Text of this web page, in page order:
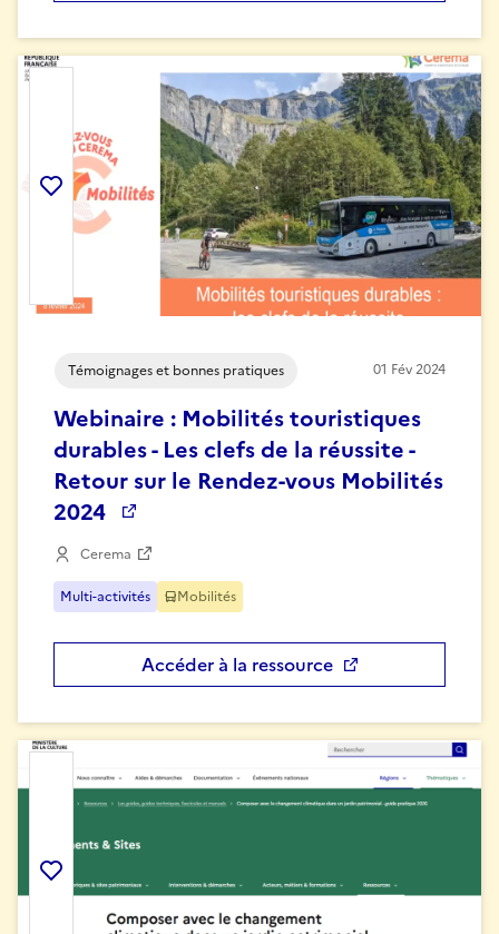
Témoignages et bonnes pratiques 01 Fév2024
Webinaire : Mobilités touristiques
durables - Les clefs de la réussite -
Retour sur le Rendez-vous Mobilités
2024
Cerema
Multi-activités Mobilités
Accéder à la ressource
Ajouter la ressource aux favoris
Ajouter la ressource aux favoris